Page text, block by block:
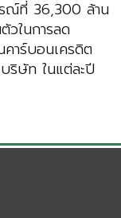
ณ์ที่ 36,300 ล้าน
ในการลด
าร์บอนเครดิต
ริษัท ในแต่ละปี